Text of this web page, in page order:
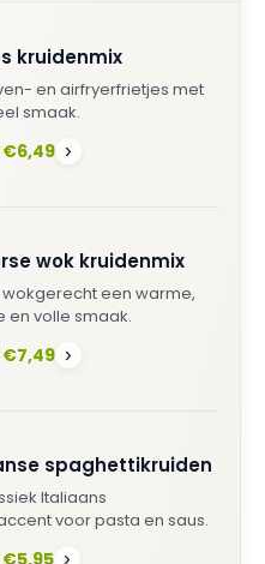
kruidenmix
en airfryerfrietjes met
smaak.
›
wok kruidenmix
een warme,
en volle smaak.
›
spaghettikruiden
Italiaans
voor pasta en saus.
›